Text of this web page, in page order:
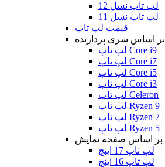
لپ تاپ نسل 12
لپ تاپ نسل 11
قیمت لپ تاپ
بر اساس سری پردازنده
لپ تاپ Core i9
لپ تاپ Core i7
لپ تاپ Core i5
لپ تاپ Core i3
لپ تاپ Celeron
لپ تاپ Ryzen 9
لپ تاپ Ryzen 7
لپ تاپ Ryzen 5
بر اساس صفحه نمایش
لپ تاپ 17 اینچ
لپ تاپ 16 اینچ